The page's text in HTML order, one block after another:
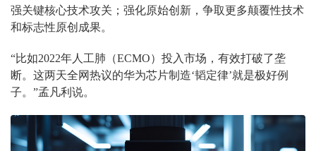
强关键核心技术攻关；强化原始创新，争取更多颠覆性技术
和标志性原创成果。
“比如2022年人工肺（ECMO）投入市场，有效打破了垄
断。这两天全网热议的华为芯片制造‘韬定律’就是极好例
子。”孟凡利说。